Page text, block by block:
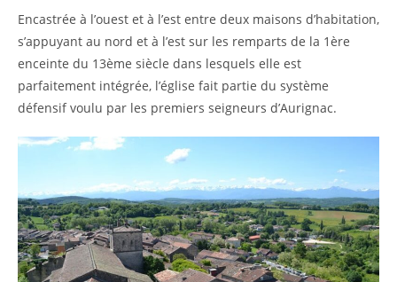
Encastrée à l’ouest et à l’est entre deux maisons d’habitation,
s’appuyant au nord et à l’est sur les remparts de la 1ère
enceinte du 13ème siècle dans lesquels elle est
parfaitement intégrée, l’église fait partie du système
défensif voulu par les premiers seigneurs d’Aurignac.